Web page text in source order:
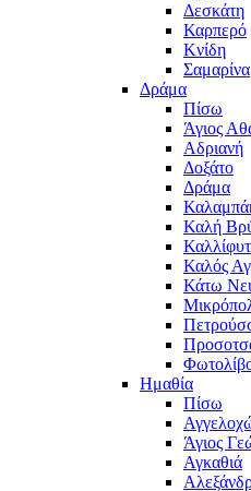
Δεσκάτη
Καρπερό
Κνίδη
Σαμαρίνα
Δράμα
Πίσω
Άγιος
Αδριανή
Δοξάτο
Δράμα
Καλή
Καλός
Κάτω
Ημαθία
Πίσω
Άγιος
Αγκαθιά